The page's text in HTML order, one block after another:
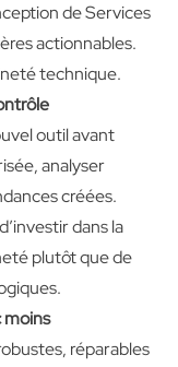
de Services
actionnables.
technique.
outil avant
analyser
créées.
dans la
plutôt que de
moins
réparables